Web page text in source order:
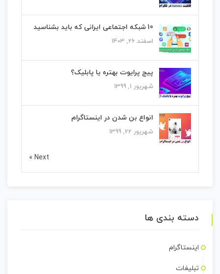
10 شبکه اجتماعی ایرانی که باید بشناسید
اسفند 26, 1403
پیج پرایوت بهتره یا پابلیک؟
شهریور 1, 1399
انواع بن شدن در اینستاگرام
شهریور 22, 1399
Next »
دسته بندی ها
اینستاگرام
تبلیغات